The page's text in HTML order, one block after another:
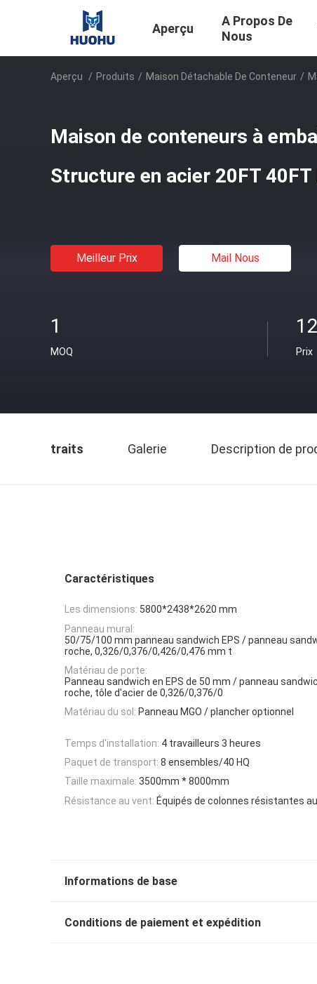
Aperçu
A Propos De
Nous
Aperçu / Produits / Maison Détachable De Conteneur /
Maison de conteneurs à
Structure en acier 20FT 40FT
Meilleur Prix Mail Nous
1
MOQ Prix
traits Galerie Description de
Caractéristiques
Les dimensions: 5800*2438*2620 mm
Panneau mural:
50/75/100 mm panneau sandwich EPS / panneau
roche, 0,326/0,376/0,426/0,476 mm t
Matériau de porte:
Panneau sandwich en EPS de 50 mm / panneau
roche, tôle d'acier de 0,326/0,376/0
Matériau du sol: Panneau MGO / plancher optionnel
Temps d'installation: 4 travailleurs 3 heures
Paquet de transport: 8 ensembles/40 HQ
Taille maximale: 3500mm * 8000mm
Résistance au vent: Équipés de colonnes résistantes
Informations de base
Conditions de paiement et expédition